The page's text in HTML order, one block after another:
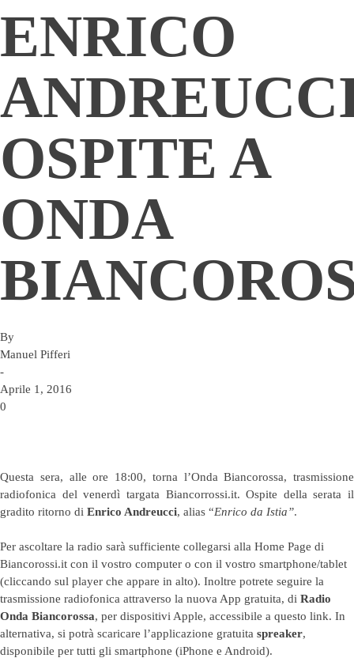
ENRICO
OSPITE A
ONDA
By
Manuel Pifferi
-
Aprile 1, 2016
0
Questa sera, alle ore 18:00, torna l’Onda Biancorossa, trasmissione
radiofonica del venerdì targata Biancorrossi.it. Ospite della serata il
gradito ritorno di Enrico Andreucci, alias “Enrico da Istia”.
Per ascoltare la radio sarà sufficiente collegarsi alla Home Page di
Biancorossi.it con il vostro computer o con il vostro smartphone/tablet
(cliccando sul player che appare in alto). Inoltre potrete seguire la
trasmissione radiofonica attraverso la nuova App gratuita, di Radio
Onda Biancorossa, per dispositivi Apple, accessibile a questo link. In
alternativa, si potrà scaricare l’applicazione gratuita spreaker,
disponibile per tutti gli smartphone (iPhone e Android).